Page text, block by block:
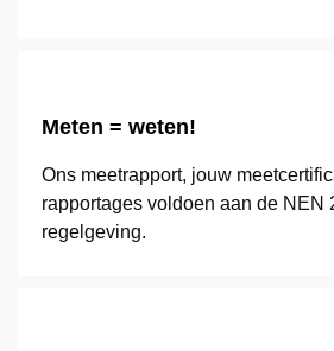
Meten = weten!
Ons meetrapport, jouw
rapportages voldoen aan de NEN
regelgeving.